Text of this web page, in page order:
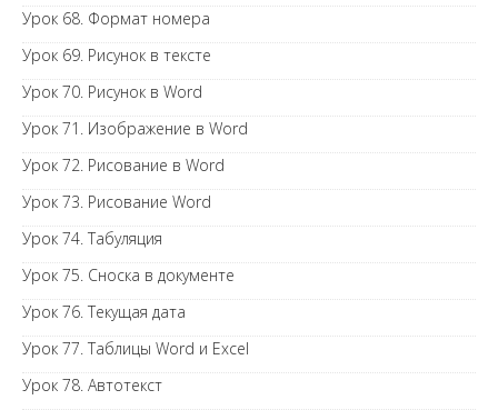
Урок 68. Формат номера
Урок 69. Рисунок в тексте
Урок 70. Рисунок в Word
Урок 71. Изображение в Word
Урок 72. Рисование в Word
Урок 73. Рисование Word
Урок 74. Табуляция
Урок 75. Сноска в документе
Урок 76. Текущая дата
Урок 77. Таблицы Word и Excel
Урок 78. Автотекст